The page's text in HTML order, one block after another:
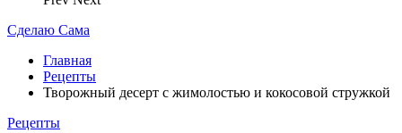
Сделаю Сама
Главная
Рецепты
Творожный десерт с жимолостью и кокосовой стружкой
Рецепты